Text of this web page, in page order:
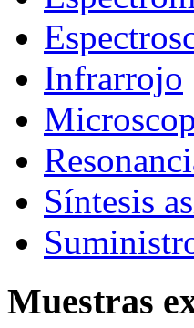
Infrarrojo
Síntesis
Muestras